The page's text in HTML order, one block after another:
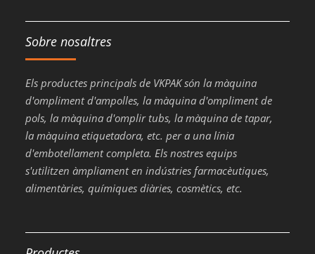
Sobre nosaltres
Els productes principals de VKPAK són la màquina
d'ompliment d'ampolles, la màquina d'ompliment de
pols, la màquina d'omplir tubs, la màquina de tapar,
la màquina etiquetadora, etc. per a una línia
d'embotellament completa. Els nostres equips
s'utilitzen àmpliament en indústries farmacèutiques,
alimentàries, químiques diàries, cosmètics, etc.